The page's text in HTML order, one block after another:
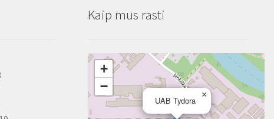
Kaip mus rasti
UAB Tydora
×
+
−